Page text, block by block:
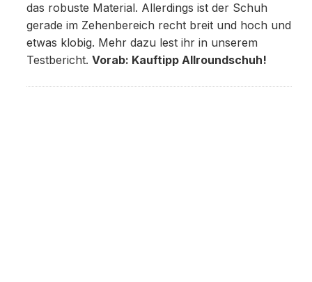
das robuste Material. Allerdings ist der Schuh
gerade im Zehenbereich recht breit und hoch und
etwas klobig. Mehr dazu lest ihr in unserem
Testbericht. Vorab: Kauftipp Allroundschuh!